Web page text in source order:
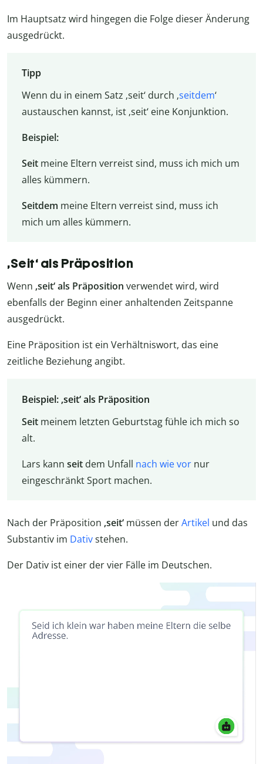
Im Hauptsatz wird hingegen die Folge dieser Änderung
ausgedrückt.
Tipp
Wenn du in einem Satz ‚seit‘ durch ‚seitdem‘
austauschen kannst, ist ‚seit‘ eine Konjunktion.
Beispiel:
Seit meine Eltern verreist sind, muss ich mich um
alles kümmern.
Seitdem meine Eltern verreist sind, muss ich
mich um alles kümmern.
‚Seit‘ als Präposition
Wenn ‚seit‘ als Präposition verwendet wird, wird
ebenfalls der Beginn einer anhaltenden Zeitspanne
ausgedrückt.
Eine Präposition ist ein Verhältniswort, das eine
zeitliche Beziehung angibt.
Beispiel: ‚seit‘ als Präposition
Seit meinem letzten Geburtstag fühle ich mich so
alt.
Lars kann seit dem Unfall nach wie vornur
eingeschränkt Sport machen.
Nach der Präposition ‚seit‘ müssen derArtikel und das
Substantiv im Dativstehen.
Der Dativ ist einer der vier Fälle im Deutschen.